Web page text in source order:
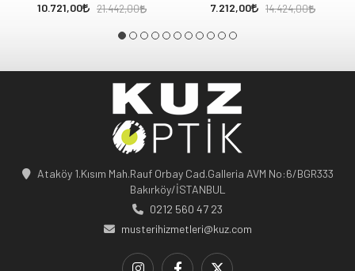
10.721,00
21.442,00 7.212,00 14.424,00
Ataköy 1.Kısım Mah.Rauf Orbay Cad.Galleria AVM No:6/BGR333
Bakırköy/İSTANBUL
0212 560 47 23
musterihizmetleri@kuz.com